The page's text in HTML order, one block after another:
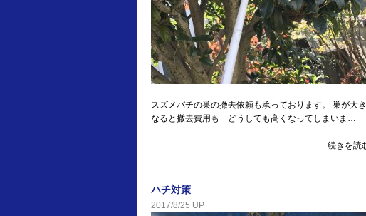
スズメバチの巣の撤去依頼も承っております。 巣が大き
なると撤去費用も どうしても高くなってしまいま…
続きを読
ハチ対策
2017/8/25 UP